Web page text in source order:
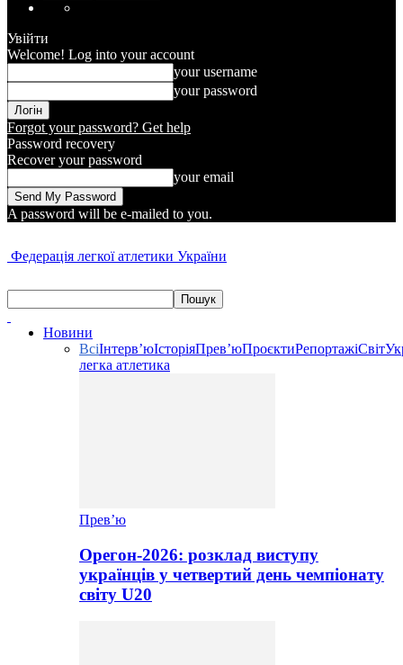
Увійти
Welcome! Log into your account
your username
your password
Forgot your password? Get help
Password recovery
Recover your password
your email
A password will be e-mailed to you.
Федерація легкої атлетики України
Новини
ВсіІнтерв’юІсторіяПрев’юПроєктиРепортажіСвіт
легка атлетика
Прев’ю
Орегон-2026: розклад виступу
українців у четвертий день чемпіонату
світу U20